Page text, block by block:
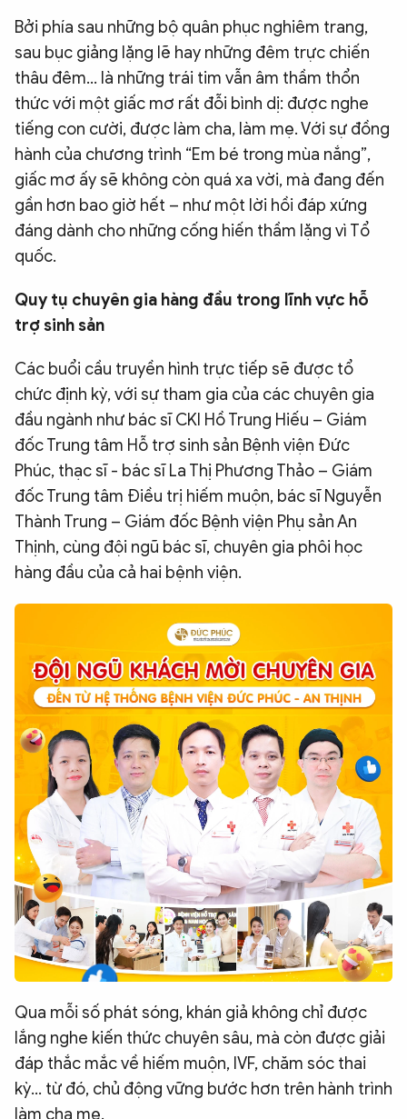
Bởi phía sau những bộ quân phục nghiêm trang,
sau bục giảng lặng lẽ hay những đêm trực chiến
thâu đêm… là những trái tim vẫn âm thầm thổn
thức với một giấc mơ rất đỗi bình dị: được nghe
tiếng con cười, được làm cha, làm mẹ. Với sự đồng
hành của chương trình “Em bé trong mùa nắng”,
giấc mơ ấy sẽ không còn quá xa vời, mà đang đến
gần hơn bao giờ hết – như một lời hồi đáp xứng
đáng dành cho những cống hiến thầm lặng vì Tổ
quốc.
Quy tụ chuyên gia hàng đầu trong lĩnh vực hỗ
trợ sinh sản
Các buổi cầu truyền hình trực tiếp sẽ được tổ
chức định kỳ, với sự tham gia của các chuyên gia
đầu ngành như bác sĩ CKI Hồ Trung Hiếu – Giám
đốc Trung tâm Hỗ trợ sinh sản Bệnh viện Đức
Phúc, thạc sĩ - bác sĩ La Thị Phương Thảo – Giám
đốc Trung tâm Điều trị hiếm muộn, bác sĩ Nguyễn
Thành Trung – Giám đốc Bệnh viện Phụ sản An
Thịnh, cùng đội ngũ bác sĩ, chuyên gia phôi học
hàng đầu của cả hai bệnh viện.
Qua mỗi số phát sóng, khán giả không chỉ được
lắng nghe kiến thức chuyên sâu, mà còn được giải
đáp thắc mắc về hiếm muộn, IVF, chăm sóc thai
kỳ... từ đó, chủ động vững bước hơn trên hành trình
làm cha mẹ.